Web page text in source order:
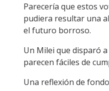
Parecería que estos
pudiera resultar una
el futuro borroso.
Un Milei que disparó
parecen fáciles de
Una reflexión de